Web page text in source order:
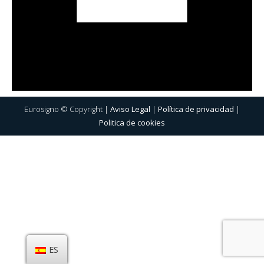
Eurosigno © Copyright | Aviso Legal | Política de privacidad |
Politica de cookies
ES